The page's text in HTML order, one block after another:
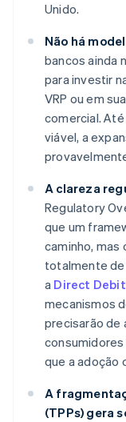
Unido.
Não há
bancos ainda
para investir
VRP ou em
comercial.
viável, a
A clareza
Regulatory
que um
caminho, mas
totalmente
a Direct
mecanismos
precisarão de
que a adoção
A
(TPPs) gera